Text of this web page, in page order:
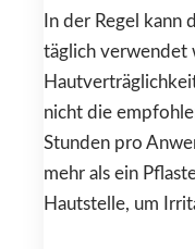
In der Regel kann
täglich verwendet
nicht die
Stunden pro
mehr als ein
Hautstelle, um